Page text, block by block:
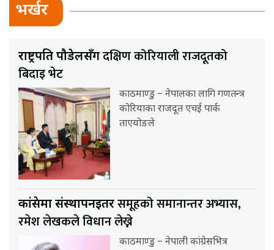
भर्खर
राष्ट्रपति पौडेलसँगदक्षिण कोरियाली राजदूतको
बिदाइ भेट
काठमाण्डु – नेपालका लागि गणतन्त्र
कोरियाका राजदूत एचई पार्क
ताएयोङले
कांग्रेसमा संस्थापनइतरसमूहको समानान्तर अभ्यास,
रमेश लेखकले विधान लेख्ने
काठमाण्डु – नेपाली कांग्रेसभित्र